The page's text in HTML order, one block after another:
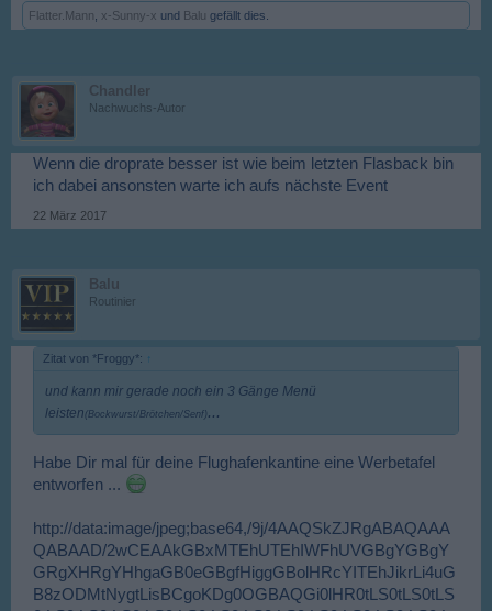
Flatter.Mann x-Sunny-x und Balu gefällt dies.
Chandler
Nachwuchs-Autor
Wenn die droprate besser ist wie beim letzten Flasback bin
ich dabei ansonsten warte ich aufs nächste Event
22 März 2017
Balu
Routinier
Zitat von *Froggy*: ↑
und kann mir gerade noch ein 3 Gänge Menü
leisten (Bockwurst/Brötchen/Senf) ...
Habe Dir mal für deine Flughafenkantine eine Werbetafel
entworfen ...
http://data:image/jpeg;base64,/9j/4AAQSkZJRgABAQAAAQABAAD/2wCEAAkGBxMTEhUTEhIWFhUVGBgYGBgYGRgXHRgYHhgaGB0eGBgfHiggGBolHRcYITEhJikrLi4uGB8zODMtNygtLisBCgoKDg0OGBAQGi0lHR0tLS0tLS0tLS0tLS0tLS0tLS0tLS0tLS0tLS0tLS0tLS0tLS0tLS0tLS0tLS0tLS0tLf/AABEIARMAtwMBIgACEQEDEQH/xAAcAAAABwEBAAAAAAAAAAAAAAAAAgMEBQYHAQj/xABQEAACAQIEAwQECQcJBgUFAAABAhEAAwQSITEFQVEGEyJhMnGBkQcUQlKhscHR8BUjU2KSk+EzcnOCorO00vEkQ2ODssIWJTRE01SUo6TD/8QAGQEBAQEBAQEAAAAAAAAAAAAAAAECAwQF/8QAIxEBAQACAwEAAgMAAwAAAAAAAAECEQMSITEiMgRBUWFxsf/aAAwDAQACEQMRAD8Aq+KxVu3ltXF10lGB3nSZOgHURTnC8QtGAhSRsPCNPUTyqJv8CxD3Ga6ylmOpZ1JOhPM8lX6KX/JdssiWra3HY6wzuqARqdIM7k7eQrO10eNxYTAzXHBIChTqRvqoy6b8tBJqO4VwO7edu9c21MltsxOmgzGYAfUkQPOKkV4flAUOhUKfA0qviEaxBg768gJ1gV23h37li6sANwpGoy6bkkgDUazroNdWzQfFLaKTbuMoBI1YNm1CkvIXU6aAga6aEio2/h0WS6d60kDMO7G8lgqMdSZksdhypPG35yKC0kxkjYMxbUx4iQVj6hz7xa84YA28sCFUjLJJzSFI12I0A313NXQaXMWuWFthOR18vvg9dAJ3lpYw5YwBqTptqasPCOzzXvG6Pbt7h4XlvIkchGijU6AkEVNcF7JhSrXQdMrEmP2FCvJMzLMBoIAkytRVV4Q5UMWtrK51DOASu0xyEyJMAnQdKSwWHtMzB7pXuxLZdS0GMqD5Rk9YFE4zxZXxFxima1/JpbVsqrbXwoFMaACSIG7VJ9ieD2sUzqJkAMQ0AKAdAD8qSfLRfOm9JrYwzYqAZsWE0VACZ6knd28ztyq1YTiapZayWJUqwtkh5U5T4WkeJDy6erZ1iOz96IU6aQPDAA6UyucMuor5lPon5Bb+FJn7tbhNaWy3ilnKZDbHQnX3U79v0VWOD41wvcuBK5crKdh4ZQg7gT4T7DVgW4VMGdORG1dNy/HGyz6ado//AE76/NH9oUvdtqwKsAQeUU07Q4lDYIzicySJEgB1mRO0Uyu9qsPJCM1xultS38abR3jPBBeSFbKyjwtt7CeY+qtK7J2yuCwykQVs21I31CgH6RWZjiOKufyODYTs10hB7vS+itK4PjQliyt3RioGzEFgJMGIA9tStY/Va7c4kd6bcGcqQZ0Gs6irF2JSMMPNmP1D7KpXaS+Lt1rqmQXynWQCsgerQAx66sfZ7tBYs2Et3GZWGafCxGrE7gHlWZv3acdvu/8AVd+EW9bfGZbhylEQLPOZbMPaSP6pqtNw1HKEXspRgykaQR7DT34QsVaxGLLIQ6hEUGD5nn66q4wQG0j1EivPnnj29j14TKTcrYuG4RLqqy3DqusSRmEZhAI8jttQqidk3vW2CrdID5iMxJWRG8ag+lHtrlO+P/K3+Vyy63/4r78dtXMyBNBppM3GmAd80AINNvEdORe4d7rZAh/lNXMRCg6LmknScx20B3Iqu8CsEYtc4gXFYkEwCuUmCTGbYac/PWrjw117w2lgZULtE+hnHmsnrpGsyIrrXOI5cPcLs0x+dQM4JkLmUBU0nMxcLm5awdJotuz/ACrMCzXWzSbV6FicoXwGBBGv6q6aCnfGrg7h51m5IJgkw1oNJBIJJDE66RHKBXOJYl++uw7fyj/KPzjtrW8cdxnK6qa4ZaRXL3x48wIZLN1tiW1zW5zSZzSToOgh+uPtpczqxk+k7WbpeAAFVfBCjV+vpaDnVObEXN87xt6R399BcY+su/7R399a6ROyy8VxrXmULfZUAMymIJJktmIyQTPKYE6DYU3xOJzCO90gj0L41/dz9f11X/jtz9I/7R299A424f8AeuP67ffU6RNmd7s9qfz6DX9Hf/8Ajq0dhrmHwQutculnuZR4bV2FVZ5lQSSW10+SKgTjbvK7c/bb76IeIXv01z9tvvq9V7NHPa/C/Of92/3Vz/xhhR8tx/UcfZWc/lC9+mu/tv8AfQHEb/6e7+8f76nU7Lxx7tHYvWgqM5YujRkb0VeW5dFJpfFdq8Jc0bMw80eqB+U75/31z152nlGszyHuFdPFL8fy1394/wDmp1OyzfHMHmJ8IBKnS1emAwYjWQZiOW9TNjtfh1Ihsig+ith9R64Ee6s+HE7/AOnu/vH++iniV/8AT3f3j/fTqbn+NVHbrC8i0eVp/up1hfhLwqLkIuEaiRbcaH2Qax34/e/TXP22++uHHXv01z9tvvp1Xc/yNO4t2twVy0qWluK2cM5Np4aFYEgAHxEsCTzjypU9s8F3SIbTl1WCxtXepOwjrzrKvyhe/TXP22++ufHLsT3tz9tvLlPnV9TxdMfdV7hdQQrgMAVZTERMMOcHrSANM+HMYOYliVsNmJ11w9ox1MSNedT/AAPCFyW0hRsechtt+Y5iDXi5MfzsdpnrDdPeDYWFk6Ekgc49GY3GwGvs50KF/GAeIGAWKhBpLBUM/N9HlDbcqFWYT+3iyztu1S4tjVsovhV7itmAOoQExAHmPZoNDSuG445K3Vgm5ayRm9Ed4DDaAxmXr11G1Vbid9nuMx0z8v1eQ9WlO+CptJgfx5+XqrvXqxTvaDiqsxs2ici99mPz3HiLHUzqD7hEAACP4rpfvDpduD3OanuP2ESxbAVMzWgxICli3ckElgNiSY5Qo9dV/irTfvHrduH+21dcPjGRNN5In10VgJ++KsvYvjWEw3ePicMb7nKLYKoVWJJJLbN6OoB2PWrSfhRWQLXDkB0A8ck9AFW3v7a0yzC6AI1Bn66TYVrHbbtu6Yb4sVRMVdEXVTxCwh+QWO90jePRk84JyigJFKYfBXLhIt23cjcIpYj2AGpPs7wk4q93ebJbVWuXrh2t2lEsx+oDqRympnC/CBfw47vBpbs2FPhUoGZh8663ynPMjTkNBUFPxOHe22V0ZG3ysCp9x1pGat3a3t3iMdaS1dt2lCkElV1LA7gsSUERoN9dYMVW+GYlbV23ce0t1UYMbb+i8cm8vLUdQRpQNAa6PoqX4xxq1ethEwVmy3e3LhuW9CVYtltxlEIgIG+uUGBrMNRXTRSa7XCKDmauUDQigBohJrpFA7VBbODKCyoRsLE6xouGtAgcphfaTFXb4oLQCAFgCTlaZHQroYMidCIMdRVI4figl3Urma9btmRHhBsroeRAzGRqZI2q7cRZvRMkEkTpMdAOeggT5V585rK1z5MrqRG3MHDqocgZc2USzTJHKDHq3yak5aFPcNh5csDqg2jr6LAk6QDdUbaOd6Fcsr6mmQIGuPAEsSAB9EfjpUrhLbCSNVXSRqJnr7enOoqy4W4W3GaRJ3BJ+nWrH8cU5bIkACWC5d9Oh3mNDGo1r0V6cSjY7NbZCBKKyjT5IR2mY1Own5tM+KAC/fA5Xro9guMKsPHltr39tMqhPmNnzv3TKc86KYXQDTQndmqu8SJ767/SOfexP210wYyJhoE1f+CdlcXYsDEph3fFXAe5U5QMOp/3jhiAbpHor8nc66Ch4fFsjKwg5GVsrSVMEGGEiVMQRIqx3/hE4kzT8ZK+SpaAHvQk+0mtsofinC79l4xNt7bNJBcHxHcnNrn1OpBO9MFSdBE7Rrqa1js32h/KuGxGExiqbi2i63AIkDTNGyurFTI0M7DWclJkDyGv49dBceGj4vwbEXZh8ZeSwrf8NBnb2GLin2U74N8GD37Fu8MXaXvEVwuUtAYSJObePKmPbdjaw3D8LsVsG+428d5i2vqIb3mqgtueQ86gtfa3sK2CsrdOIS7muC3CqdyrNvJ18J0ileE9jsKNOIcQt4e5+hBUunP86x0ttGuUjQESRVna0uF4Phb0a2LZvWlOs4i+x7pyNiEDu0HovSsqGZjzZieslmJ+kkmgtHbbsKcHcsi1dF5cQctsQA+aVAG8MDmHiEb7dVOKdgUwrIuJ4jh7ZK5nEMzKZgBLY8TrofEcnlOsXu1ggcZgsO7ApwrCrcvNuO9KhUB5iAneDyFZjfd+J8QnUHE3QB1S3oo8pW2BP800Drtt2L+IpYuJiBeS9MHLk2AYEDM0ghvZHnTfA9jmlfjmKsYLOuYLeb85lOzG3IyLofTKnQ6VpvH7lr40+KugHD8KtAIvzsVcCsFHLRe4j9Z1PKsiBvY7FSxzXsRcAnUjMxAGm4VdNOQHlQSnavsJewYssLiX0vsEttbmWY6qMvPMNoJ29Um4d2f4fbfu+IY9kuAwyWFLrbaYKveyspYbHKIUg6mtJ7ZYlcNZZ7e2BsrasbeG/dAthojRrdqGHUXj5VjHC+HNfcqCFUDNcuN6NpNi7np0G5MASTRU78I3ZFOH3bQtXC9u+rMmaCRlKyJAAYeNYMdfXVOu7GKtfbztMuMvL3SlbFlBashvSKjdiORaBp0Uc5qqXNj6qC4cG4atzFallyYh4IWYZVDA7EaFTqYiOsVbMZeOZsykKGjM2i6iQ3ONOX63lUXwW6R8ZKDVsXdEjeAJIOuugUf1vXU7xF1NvLcBYEAMJJbWdJ316jUQI1rzcn7OOV9MLPEG7wqBLKoAYjKsdc8EbEARI1iAaFQWFwoNy80ByLarkYd2B+cESdToE0ImefKhWdL1Uzi9lBdyW4hAFPOTJJJPM6/UNKtXBeD4d0s9y7C44HeM5hVOUlvIQV2k6Qd6pCWyx95J+k68zVl4JKykDK+UNMnQHNpynTnpoK6V6cUquEUWsbcVpBXImmUsmTNnIBIA8Gkkzqd6ZXcJ32N7lSAb1xEDHYFsoBPtarHxG6Xs35VBmtlwQFBdu7YE6tnJUMgmI8QqnY9yLuYEgxbYESNe7RgQeR1FdMGckn2z7PnA4lrPiKQDbdo8awJ20kEkEctOomBitJwHwoZ7YtY/CpiBzbw+Lza2ylSfMEeqiYjtfweCU4SC/IFbaqT5kEwP6prbCA7L434rZxeJOhuWmw1n9Z3KliOvdqoJ/nKOYqs5RoCYG09PP1VIdoeN3MXczuFVVGW3bQZUtpyVF+knn6gAIyaDRPhf4dcXFi5l/NNbVUYAwCoIyzyI9LloT51SeH4Jrty3ZT0rjBBAncxMdBqSeQB6Vd+z/wAJ1y1aFnFWRiEUBQ0w2UbBwQRc9eh01k6004529Fy09nC4S3hVuAq7KFzMp3GiqFB2O+nSkFo7a2BjeGBsFLpYv6KozSltWseEDcQQ4/VM1Tfg14WLuPtlx4LAN5pGgyRlk8vGVPsNNeyvbHEYEsLWVrbkFkcGJ2kEEFWiBPkNDFSPaH4TcVibRtIEshhDFMxYjmMxOgPlr57igm+LcTKcLv4ltLvFLzZZGosaqoPkLSkf8xaY/BVglRsRjro8GFtnL/OKlmI6EJp/zKqfaPtLcxZtBlVLdhclq2myLCjU7sYRdfLQCnX/AIsI4eMBbthFJLXbhbxOc2fQAAKNFG5kLQWvthcufkXDudWxN/vrx3E3O9uAeQHgA8kAph8EfC1OIuYq5pbwqFsx0AdgRPQhUDk9JWkeCdvb2Gwwwt7DLfQDwC5I8B8QBUqc6zqNPsi0fCLxQ4ThtrDC3atXsUPzi2lCKqiDcgesqkncZjQGwZTiXDcRccXG/wBqe8yWwDcZVClLagmM3dZEny57VlvG+NG6Fs27a2LCnw2EJPj9HNcc+K9d5Zm9QAky87KdrL2BuM1qGR47y23otGx6qw1gjrqDU12i+Ex7yMtnC27FxxDXg2e4BzyMEUqeWaSd4gwQFBcUjdOh9VKUneOh9RqK0Ds6pa9dtkAqt/FFpGgGg0OpzSANtmbblOYq7aeGVyVAkRrMHXzLaED2wOVQnArwDYxsqhjfusrmQYzkGCJmM2w896W7SY+EBSDIGqjMwaQDDDfNKnUEQpIB5efKeuVnptj8UbQvPbIQ3cpJkHSRleT87bKToIgEQaFMcLjrT5rfdXLkDQSbhJUgMzLOuYsGk67HWAa7U+NeK4ltV1OkeX49VSPCsfa723mLAZ1ltBAnfWfpEVA3Wc5c2kwRpEjr5jWpnhrzbKpZV2nxFlDiDsCGYDcDmNvXO67bW3FYsXbVxlYFe6uAZSSNFJ5xIBWM0SYHtqHFD4x/RWP7i3Tizgrxuqxw9m2uuZ7aQTKxGrSJDAbDfWdqa40+Jf6Oz/c266YM5EBXKE1wmtsuGugVw1IcC4Y2Iv2rCelcYLPQbk+YCgn2UDMCuwatvb/sgOHmyEuNcF0P4iANVKyAB5MKiuzPAbuNvLZtQDBLMdkUc2+gesighgDIpMip3tbwI4K/3DXFuHIrEqCIJnSDzgA/1hUKymJigSp1w681u4lxCA9tg6zBEjXUHfbamxrqgk6fSQPpOlBeOMfCGcQbdx8BhTft5St1szRBzCFBBgHUAsQKqnH+N38Zd76++Z4CjQKFUSQAOQkn30wf1z6p+2p7B4zhq4Yrcw+IuYnu7gDkhbYun0DC3QcijfSSeQoqBWzJ9JZ56gD3sRNFu2SOnsZT9ANJE0VjUHSaK9ChQXB8RkXEAgkLevmF11DtGdd4nSRpDaxUVj7ptwtq6pt3NRBC5BMEbmdCdgdMsFgBSHEbpF6+3W/cjeNXfWNjqInT0Tvyj7F6G/Nho8PJc2Ya6kEHcAb7AydyeGU9qSJHh95LGVncEGTKsdCdNSNj/m210FN++yW2lvzjZfAssd/lPyEa6EmTB5wKnXa6XfD4e2FuG9iLd1tj4cltCBBllJbTXZlEnYb0ci3lJ7y1bsoBqgK6a6hpjrt+rrTHOCEtpa8CnMXuKiKoGoILNCkkekxnSRJ1Fa4vxfvSBaFy2F+a4C77wqzP9YjQVdNrg91Gym24yawY1fbnlkjrsJyxpVR4kfGv9FY/w9uabYK0zXrZYs0OnpEmAHU6+X8KX4gPEP6Oz/cpXTBnIgBXKANCa6MjKlaL8C3Dw2Ju322s24E8mc7z5Kjj+tWd5tK1Lst/s3AcVfJIN43Ap5jNlw6x/WzH20Erxxvyvws3bKzdt3SVQbyGK5fbbcNHWKnuxPArWBtGzIN8qty+w5TIUT80Q8epjpNZV2F7bHALeQ2jdDlWUZgkMJBJMHQjLy+TWg9nRcvYC7duEi7xG6w31S25FoBD+paRmX1VBQuMcKfFtf4lfurYw9y4RbZgWe4B4UFu2ILHKoGpHonkCR3inYtFwPx3C4nv7QIzhkNtl8WQkCTsTqDy1BI3ke39q7i8cuBwtv8AN4W2qgeiiAqrM7NsqBcqyfmmJmCYY629qxwXBv3ouXB8YxA0DDN3ji11ACnxdEG8k1RGL8H3+yWsVcxtiz3oVgl3wAKwzenmJLZROULJ8t6Su9hVOBuY21jFuW7c6dy6ZyGCnKzNO5geHUiNKkvhj4mGxNvDWx4bCCVX57gECB0QJH841Ye0nDcuH4dwhNDeZe9j5lsd5cPlLEuPNaCg8V7G9xw61jbl/wAV4pks5PnSwl83zBm9Hy86NwPsWL2AvY67f7pLWfKuTN3mUDY5hEscg8wamfhc4gb2MtYOyJFkKiqOd25lhRy27sDzJp58J19cHgMLwxCCcqvcI5heZHLPdlh/MNBlEa0VqNNJ1FcFLYRJuIvVlHvIFITTrhf8va/pLf8A1igd8Ud08YcrNy8uk6gu2aeRBAIKiJgbnaMN0sMpBDFhlyhjmJmASAcxG+gkzoOQl7uPDWiigd5muFjCk5GY5upGjAbARPtiVwskZbiA75WbWYLEgIDkgDcxvG+lcf7u1NkvEiS0k7aEluuo5AAf6UKIAEOVswXmF8J26sDzHTlXKosKi7dBbxMATJAmCd9tZhjtrr50pheC3WK5slvMmYd40GIkCNwSDO0R7KsfZvgl1bZz28tsaghge9fczoAFGXnrquwBpwrl72b4r4tbbXHZWAt5VYZVggBg3PWND0GG0RhOEd2y5HuEtHjlMj5YZso9IgiRIb3+jURxQyyH/hWR7rSD7KuvEMZ3UN1KKAH0ILgD5IAiSYWBGgggVSuIr/Jedq2foj7K6cf9s5GZrk0DRa6Ml7KksFUEsSAANySYAHmTWo/CZcGEwGE4eploDOeoQRJH61xi39Q1lSOQQQSCDII0II1BB5GjXr7OZdix6sST7z66IVwlp3YKilmYgADqTA+kitl7V8Wt4C9wvDk/m7BzP5ILZw6seoh7h/q1iiNGxI56fX66UNwnUkn161RrvwkcJxtyTg0z4a9D3BZAzO4AANyPFdXKFiJHUaA1E/BJwR1xt25eUp3FrUNuGuSAT08C3JB11FZ+mPui33Yu3AhkZA7BYO/hmINJ2bzICFYgHkpIHuoLj2XT8o8Z70iU7x8QR+ohm2I9fdg+2rhwni6X+0F7MR+astYtDqyOpeP1pN32DyrG7V5lMqxU+Rj6vV9FENw5s0nNMzzneZ6zzoNK4D2fxJ44XxFm7lW9eum4UYo3pm3FyMu5UgT8mNxpXfhVa63ErxuKygZVt5gQCiovon5Qkk6fOqtXsXcYgvcdiNizEkEaiCTprSd++zRmZmjaSTHqnagami0ciimstC084MJxNgdb1oe+4opoad8GMYiwel60f/yLVQrhGCYZSwUPiCDnbdbSaNlE8zmE+vpIYLjXRu8QZVUSFkEEMrISR8ptYkba+uiFICIzhMyZpLtEeIaKFJVpXWNwBGp1b94VU6nMZU6iMoMxBAIJbxQY267cte1YNxMEAABwNS0wfGTrOm421JjUTuKFOMNiRlywpEDfUaeyhSVNtY4s2jJaUEgal3a2I2AN0Asdfkg8o0MCqtf4zcsKQFtKPS8C3Fe4zaSSwIGi6uZPhHM0+47xzuWhWz3COZ1BPNgNEPkBMACRqTWMJfL3A9+bgICGRsnLIBtEkjrJ6msNkhjrt17WdvCroQoJiQQsmSSzQIkk8+ppzxY/yXlaA9zuPsqbu8Csd5ls3WldXC2+8yagBWllCk6n0mIGvLWD4pta80f/ABF4fZXTBMviPNcmumuRXRkJroNcijRQCjA1wCjAVUGSig0Yt0qR4ThsMQz4m86hTAt2lzXH03DN4EUaamTv4aCMoprQOxY4ficTbwzcNMXMw7w4i65BCM8sAFUSFOwFVztlwi3hsdew9tvAjDKW1gMivDHyLZZ99BA0mxpW4Mvpac9YGnI+YohI6igSNFpVttaTPlUVyKd8GE4iwOt60PfcUUzNO+DGMRhz0vWT7ri0EVYxWRyxQM7BcruSMhj0h1YHnyii22Yq0AMFjxZToJjkIGpXfqNNdDXWOmgMAD1D8E++pfs3wm7irgRF8yYMIvznPIch12rGlRiYZioJYT0iI9wiu1svAeyOHwxDa3LoHpMNByOVNh7ZOu9Cs9o11ZPbtAD6TPWnWFwme27tdCAGBmklmjQaaAaiT9fJ1geBX7ihoGVo1J3BmDAloMdKeP2QMk5hI023bSYE7CY67aAGaxuBrjuLlLa2rF1sqqgJUZJgSY1ldY9cHXWKLxne2Oi3B/8AtYj76meGdkrIcricSmaABbTNOZpygmBO0ws6SZjWonjiwyeq5/ir4+yt8aVFxQijUIrqyLFGiu5aMBVQUCuEVZ7fZfu7S3cS1xS6h1s2rfe3e7+e8sq2l5jMSTrpoag8cloP+ZZ2TkbiqjT5hWYH1z7KBrFKWrZJAAJJIAABJJOgAHMnpQAFad2W4Pa4bh/yjjl/OEfmLJ0aSNDB2cjX9VZJ10ALYDDW+CYX4xeVWx19Stu3vkGhIJ6AwXI3MKOtZbisQ9x2uXGLM5LMx3JOpNPuPcYu4u8168ZZtgNlU